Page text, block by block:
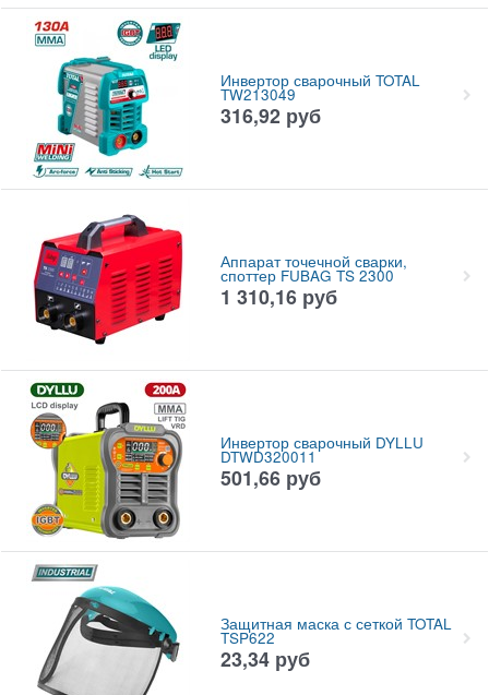
Инвертор сварочный TOTAL
TW213049
316,92 руб
Аппарат точечной сварки,
споттер FUBAG TS 2300
1 310,16 руб
Инвертор сварочный DYLLU
DTWD320011
501,66 руб
Защитная маска с сеткой TOTAL
TSP622
23,34 руб